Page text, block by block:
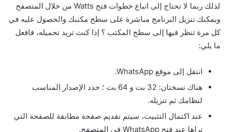
لذلك ربما لا تحتاج إلى اتباع خطوات فتح Watts من خلال المتصفح
ويمكنك تنزيل البرنامج مباشرة على سطح مكتبك والحصول عليه في
كل مرة تنظر فيها إلى سطح المكتب ؟ إذا كنت تريد تحميله، فافعل
ما يلي:
انتقل إلى موقع WhatsApp.
هناك نسختان: 32 بت و 64 بت ؛ حدد الإصدار المناسب
لنظامك ثم تنزيله.
عند اكتمال التثبيت، سيتم تقديم صفحة مطابقة للصفحة التي
تراها عند فتح WhatsApp في المتصفح.